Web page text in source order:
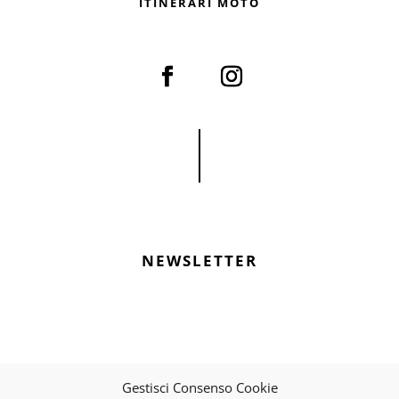
Gestisci Consenso Cookie
NEWSLETTER
PRIVACY POLICY & COOKIES